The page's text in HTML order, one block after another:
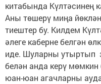
китабында Күлтәсинең
Аны төшерү миңа
тиештер бу. Килдем
әлеге каберне белгән
иде. Шуларны утыртып
белән анда керү
юан-юан агачларны